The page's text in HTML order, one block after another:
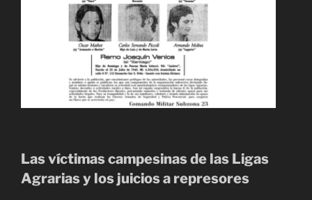
Las víctimas campesinas de las Ligas
Agrarias y los juicios a represores